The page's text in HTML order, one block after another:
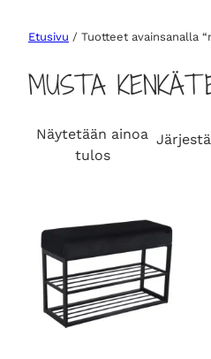
Etusivu / Tuotteet avainsanalla
MUSTA
Näytetään ainoa
tulos